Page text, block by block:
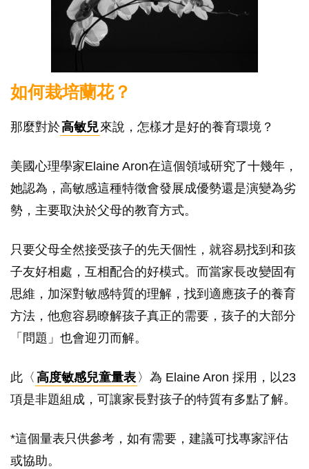
如何栽培蘭花？
那麼對於高敏兒來說，怎樣才是好的養育環境？
美國心理學家Elaine Aron在這個領域研究了十幾年，
她認為，高敏感這種特徵會發展成優勢還是演變為劣
勢，主要取決於父母的教育方式。
只要父母全然接受孩子的先天個性，就容易找到和孩
子友好相處，互相配合的好模式。而當家長改變固有
思維，加深對敏感特質的理解，找到適應孩子的養育
方法，他愈容易瞭解孩子真正的需要，孩子的大部分
「問題」也會迎刃而解。
此〈 高度敏感兒童量表 〉為 Elaine Aron 採用，以23
項是非題組成，可讓家長對孩子的特質有多點了解。
*這個量表只供參考，如有需要，建議可找專家評估
或協助。